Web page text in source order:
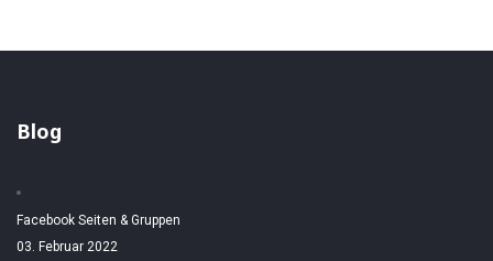
Blog
Facebook Seiten & Gruppen
03. Februar 2022